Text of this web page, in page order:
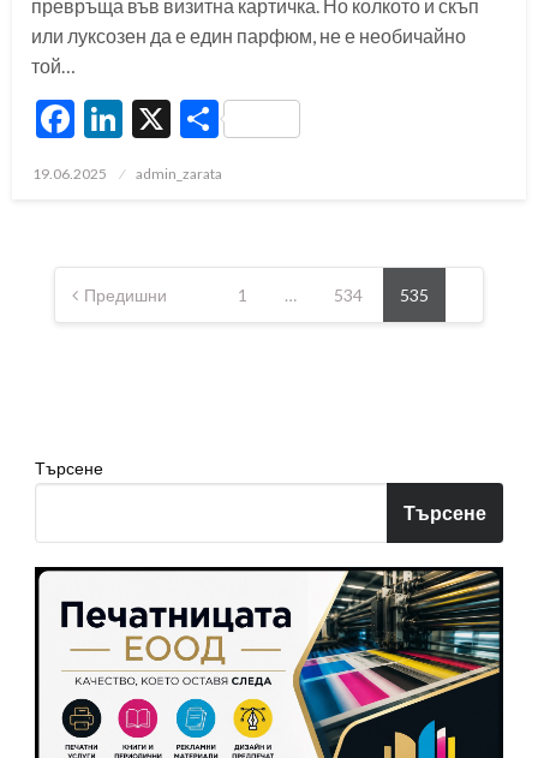
превръща във визитна картичка. Но колкото и скъп
или луксозен да е един парфюм, не е необичайно
той…
Facebook
LinkedIn
X Share
Posted
19.06.2025 admin_zarata
Разделяне
на
публикациите
Предишни 1 … 534 535
Търсене
Търсене